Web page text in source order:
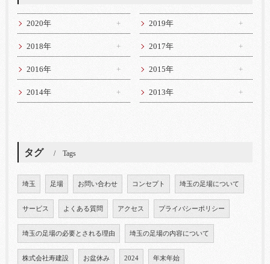
2020年 2019年
2018年 2017年
2016年 2015年
2014年 2013年
タグ Tags
埼玉 足場 お問い合わせ コンセプト 埼玉の足場について
サービス よくある質問 アクセス プライバシーポリシー
埼玉の足場の必要とされる理由 埼玉の足場の内容について
株式会社寿建設 お盆休み 2024 年末年始